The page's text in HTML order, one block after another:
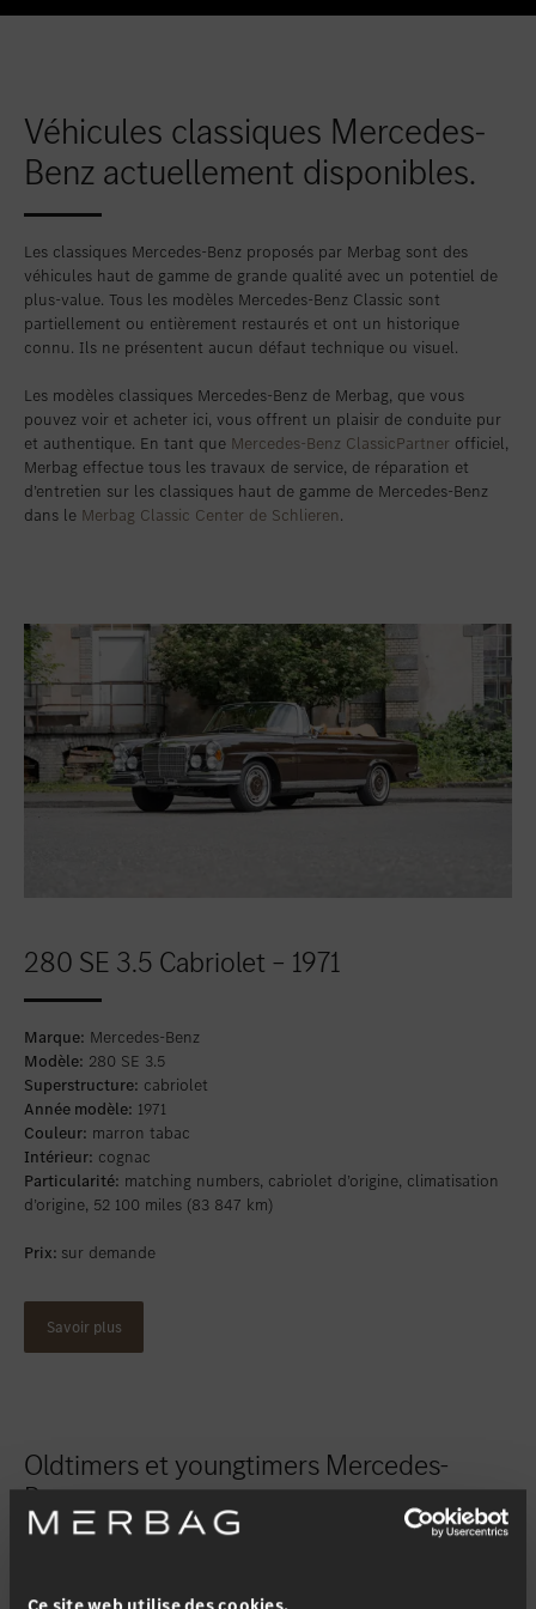
Favoriser le lieu
Bulle
Favoriser le lieu
Granges-Paccot
Favoriser le lieu
Mendrisio
Favoriser le lieu
Schlieren
Favoriser le lieu
Schlieren Occasions
Favoriser le lieu
Stäfa
Favoriser le lieu
Thun
Favoriser le lieu
Vezia
Favoriser le lieu
Zürich-Nord
Favoriser le lieu
Zürich-Seefeld
Véhicules classiques Mercedes-
Benz actuellement disponibles.
Les classiques Mercedes-Benz proposés par Merbag sont des
véhicules haut de gamme de grande qualité avec un potentiel de
plus-value. Tous les modèles Mercedes-Benz Classic sont
partiellement ou entièrement restaurés et ont un historique
connu. Ils ne présentent aucun défaut technique ou visuel.
Les modèles classiques Mercedes-Benz de Merbag, que vous
pouvez voir et acheter ici, vous offrent un plaisir de conduite pur
et authentique. En tant que Mercedes-Benz ClassicPartner officiel,
Merbag effectue tous les travaux de service, de réparation et
d’entretien sur les classiques haut de gamme de Mercedes-Benz
dans le Merbag Classic Center de Schlieren.
280 SE 3.5 Cabriolet – 1971
Marque: Mercedes-Benz
Modèle: 280 SE 3.5
Superstructure: cabriolet
Année modèle: 1971
Couleur: marron tabac
Intérieur: cognac
Particularité: matching numbers, cabriolet d’origine, climatisation
d’origine, 52 100 miles (83 847 km)
Prix: sur demande
Savoir plus
Oldtimers et youngtimers Mercedes-
Benz.
à faire, en particulier pour les véhicules classiques Mercedes-Benz.